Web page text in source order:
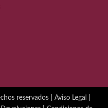
reservados | Aviso Legal